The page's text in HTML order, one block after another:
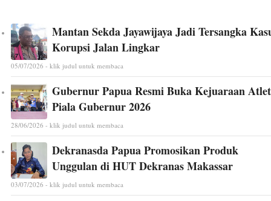
Mantan Sekda Jayawijaya Jadi Tersangka
Korupsi Jalan Lingkar
05/07/2026 - klik judul untuk membaca
Gubernur Papua Resmi Buka Kejuaraan
Piala Gubernur 2026
28/06/2026 - klik judul untuk membaca
Dekranasda Papua Promosikan Produk
Unggulan di HUT Dekranas Makassar
03/07/2026 - klik judul untuk membaca